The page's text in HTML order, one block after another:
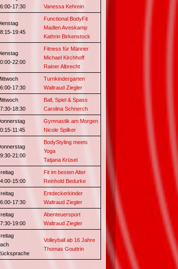
17:30
Vanessa Kehrein
19:45
Functional BodyFit
Madlen Aveskamp
Kathrin Birkenstock
22:00
Fitness für Männer
Michael Kirchhoff
Rainer Albrecht
17:30
Turnkindergarten
Waltraud Ziegler
18:30
Ball, Spiel & Spass
Carolina Schnerch
11:45
Gymnastik am Morgen
Nicole Spilker
21:00
BodyStyling meets
Yoga
Tatjana Krüsel
15:00
Fit im besten Alter
Reinhold Bedurke
17:30
Entdeckerkinder
Waltraud Ziegler
19:00
Abenteuersport
Waltraud Ziegler
Volleyball ab 16 Jahre
Thomas Gouttrin